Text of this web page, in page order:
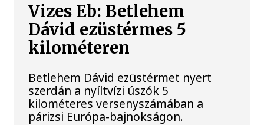
Vizes Eb: Betlehem
Dávid ezüstérmes 5
kilométeren
Betlehem Dávid ezüstérmet nyert
szerdán a nyíltvízi úszók 5
kilométeres versenyszámában a
párizsi Európa-bajnokságon.